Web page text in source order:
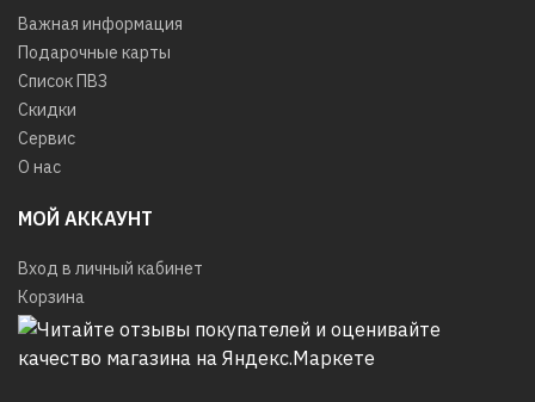
Важная информация
Подарочные карты
Список ПВЗ
Скидки
Сервис
О нас
МОЙ АККАУНТ
Вход в личный кабинет
Корзина